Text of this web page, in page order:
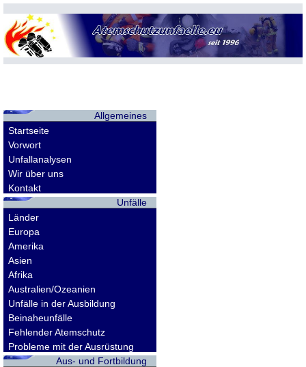
Allgemeines
Startseite
Vorwort
Unfallanalysen
Wir über uns
Kontakt
Unfälle
Länder
Europa
Amerika
Asien
Afrika
Australien/Ozeanien
Unfälle in der Ausbildung
Beinaheunfälle
Fehlender Atemschutz
Probleme mit der Ausrüstung
Aus- und Fortbildung